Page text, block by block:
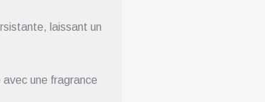
laissant un
une fragrance